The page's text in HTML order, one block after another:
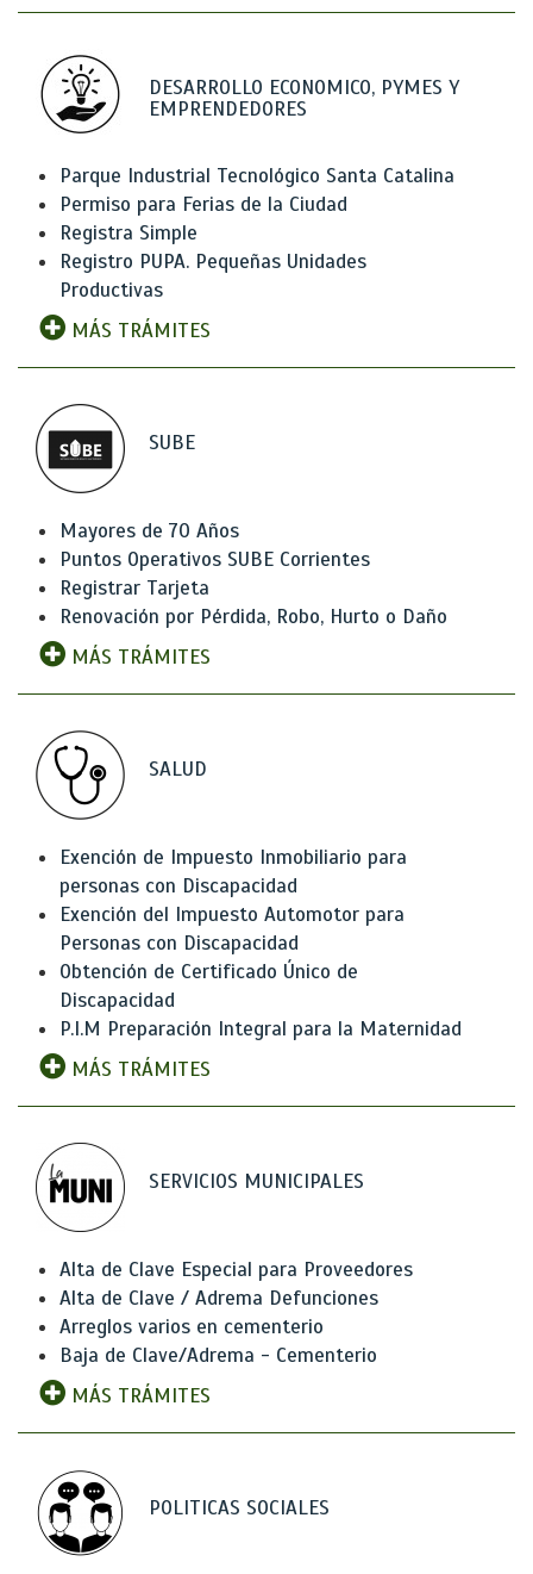
DESARROLLO ECONOMICO, PYMES Y
EMPRENDEDORES
Parque Industrial Tecnológico Santa Catalina
Permiso para Ferias de la Ciudad
Registra Simple
Registro PUPA. Pequeñas Unidades
Productivas
MÁS TRÁMITES
SUBE
Mayores de 70 Años
Puntos Operativos SUBE Corrientes
Registrar Tarjeta
Renovación por Pérdida, Robo, Hurto o Daño
MÁS TRÁMITES
SALUD
Exención de Impuesto Inmobiliario para
personas con Discapacidad
Exención del Impuesto Automotor para
Personas con Discapacidad
Obtención de Certificado Único de
Discapacidad
P.I.M Preparación Integral para la Maternidad
MÁS TRÁMITES
SERVICIOS MUNICIPALES
Alta de Clave Especial para Proveedores
Alta de Clave / Adrema Defunciones
Arreglos varios en cementerio
Baja de Clave/Adrema - Cementerio
MÁS TRÁMITES
POLITICAS SOCIALES